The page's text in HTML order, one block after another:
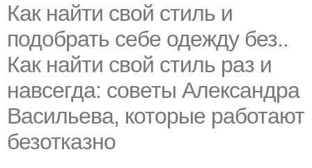
Как найти свой стиль и
подобрать себе одежду без..
Как найти свой стиль раз и
навсегда: советы Александра
Васильева, которые работают
безотказно